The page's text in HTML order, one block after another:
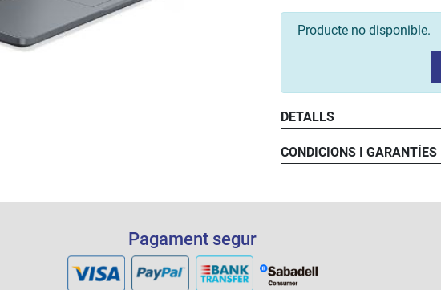
Producte no disponible.
DETALLS
CONDICIONS I GARANTÍES
Pagament segur